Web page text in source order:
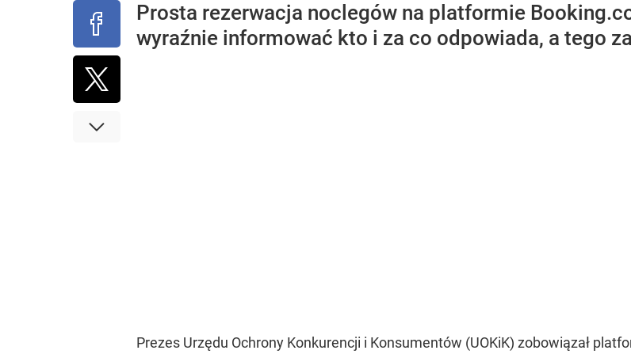
Prosta rezerwacja noclegów na platformie
wyraźnie informować kto i za co odpowiada, a tego
Prezes Urzędu Ochrony Konkurencji i Konsumentów (UOKiK) zobowiązał